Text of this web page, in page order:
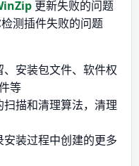
更新失败的问题
测插件失败的问题
安装包文件、软件权
等
扫描和清理算法，清理
安装过程中创建的更多